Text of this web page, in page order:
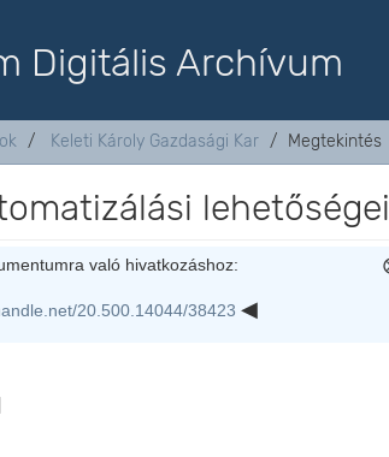
Digitális Archívum
Keleti Károly Gazdasági Kar Megtekintés
lehetőségei
való hivatkozáshoz:
20.500.14044/38423